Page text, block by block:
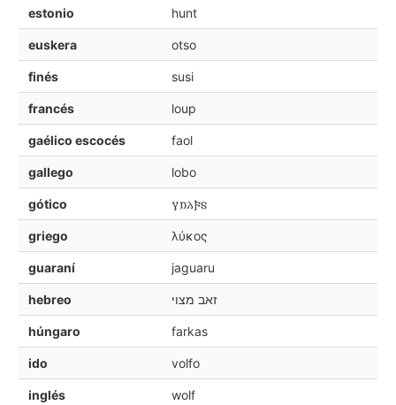
estonio hunt
euskera otso
finés susi
francés loup
gaélico escocés faol
gallego lobo
gótico 𐍅𐌿𐌻𐍆𐍃
griego λύκος
guaraní jaguaru
hebreo זאב מצוי
húngaro farkas
ido volfo
inglés wolf